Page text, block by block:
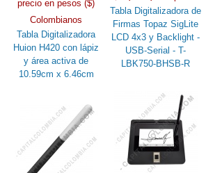
precio en pesos ($)
Colombianos
Tabla Digitalizadora
Huion H420 con lápiz
y área activa de
10.59cm x 6.46cm
Tabla Digitalizadora de
Firmas Topaz SigLite
LCD 4x3 y Backlight -
USB-Serial - T-
LBK750-BHSB-R